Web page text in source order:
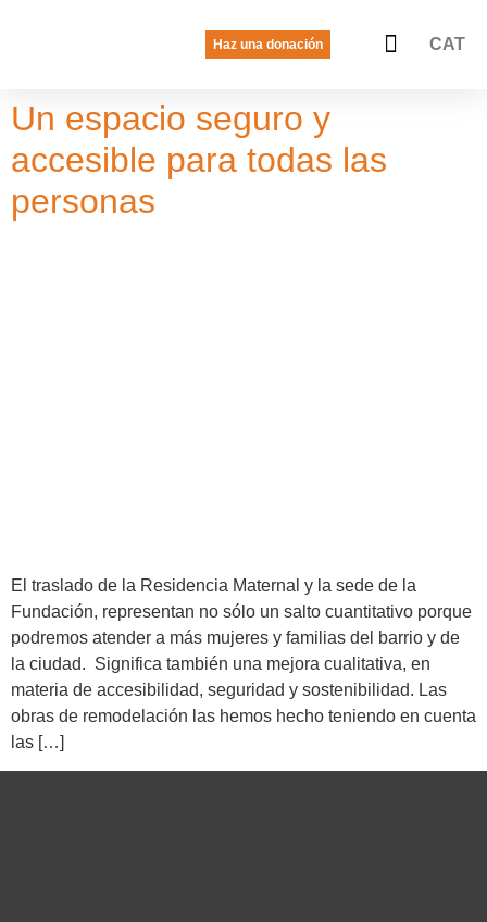
Haz una donación CAT
Un espacio seguro y
accesible para todas las
personas
El traslado de la Residencia Maternal y la sede de la
Fundación, representan no sólo un salto cuantitativo porque
podremos atender a más mujeres y familias del barrio y de
la ciudad. Significa también una mejora cualitativa, en
materia de accesibilidad, seguridad y sostenibilidad. Las
obras de remodelación las hemos hecho teniendo en cuenta
las […]